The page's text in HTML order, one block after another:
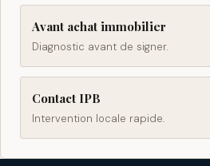
Avant achat immobilier
Diagnostic avant de signer.
Contact IPB
Intervention locale rapide.